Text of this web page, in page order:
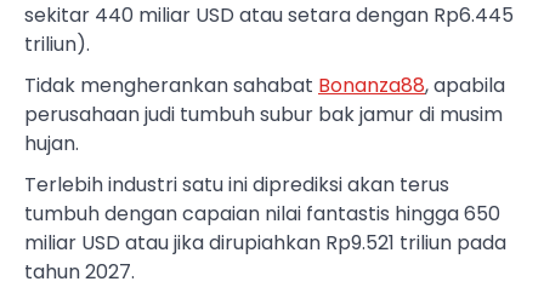
sekitar 440 miliar USD atau setara dengan Rp6.445
triliun).
Tidak mengherankan sahabat Bonanza88, apabila
perusahaan judi tumbuh subur bak jamur di musim
hujan.
Terlebih industri satu ini diprediksi akan terus
tumbuh dengan capaian nilai fantastis hingga 650
miliar USD atau jika dirupiahkan Rp9.521 triliun pada
tahun 2027.